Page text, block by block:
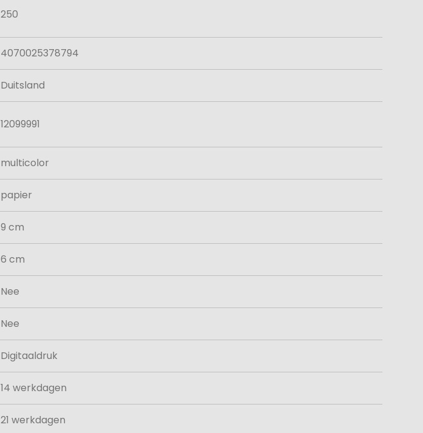
250
4070025378794
Duitsland
12099991
multicolor
papier
9 cm
6 cm
Nee
Nee
Digitaaldruk
14 werkdagen
21 werkdagen